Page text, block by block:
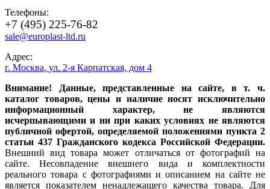
Телефоны:
+7 (495) 225-76-82
sale@europlast-ltd.ru
Адрес:
г. Москва, ул. 2-я Карпатская, дом 4
Внимание! Данные, представленные на сайте, в т. ч.
каталог товаров, цены и наличие носят исключительно
информационный характер, не являются
исчерпывающими и ни при каких условиях не являются
публичной офертой, определяемой положениями пункта 2
статьи 437 Гражданского кодекса Российской Федерации.
Внешний вид товара может отличаться от фотографий на
сайте. Несовпадение внешнего вида и комплектности
реального товара с фотографиями и описанием на сайте не
является показателем ненадлежащего качества товара. Для